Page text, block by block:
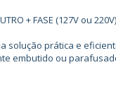
+ FASE (127V ou
solução prática e
embutido ou